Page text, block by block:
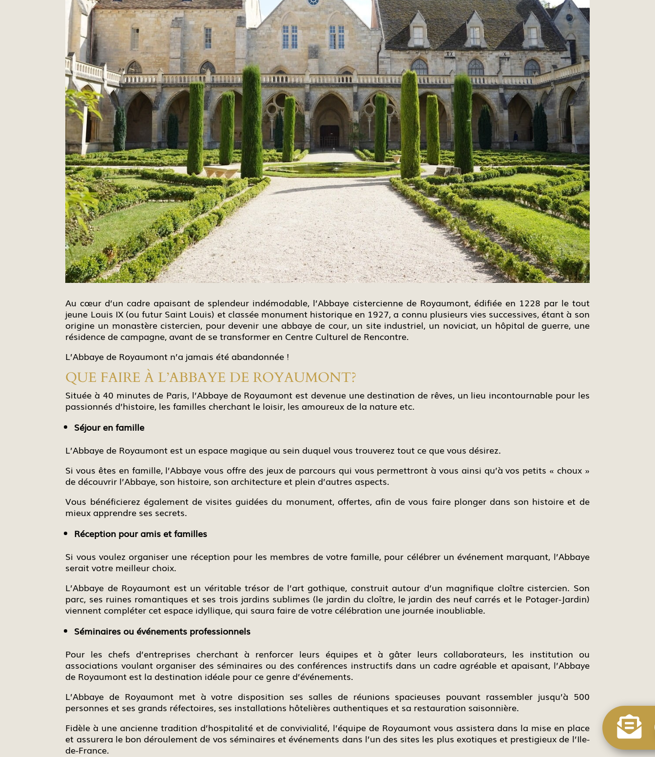

Au cœur d’un cadre apaisant de splendeur indémodable, l’Abbaye cistercienne de Royaumont, édifiée en 1228 par le tout
jeune Louis IX (ou futur Saint Louis) et classée monument historique en 1927, a connu plusieurs vies successives, étant à son
origine un monastère cistercien, pour devenir une abbaye de cour, un site industriel, un noviciat, un hôpital de guerre, une
résidence de campagne, avant de se transformer en Centre Culturel de Rencontre.
L’Abbaye de Royaumont n’a jamais été abandonnée !
QUE FAIRE À L’ABBAYE DE ROYAUMONT?
Située à 40 minutes de Paris, l’Abbaye de Royaumont est devenue une destination de rêves, un lieu incontournable pour les
passionnés d’histoire, les familles cherchant le loisir, les amoureux de la nature etc.
Séjour en famille
L’Abbaye de Royaumont est un espace magique au sein duquel vous trouverez tout ce que vous désirez.
Si vous êtes en famille, l’Abbaye vous offre des jeux de parcours qui vous permettront à vous ainsi qu’à vos petits « choux »
de découvrir l’Abbaye, son histoire, son architecture et plein d’autres aspects.
Vous bénéficierez également de visites guidées du monument, offertes, afin de vous faire plonger dans son histoire et de
mieux apprendre ses secrets.
Réception pour amis et familles
Si vous voulez organiser une réception pour les membres de votre famille, pour célébrer un événement marquant, l’Abbaye
serait votre meilleur choix.
L’Abbaye de Royaumont est un véritable trésor de l’art gothique, construit autour d’un magnifique cloître cistercien. Son
parc, ses ruines romantiques et ses trois jardins sublimes (le jardin du cloître, le jardin des neuf carrés et le Potager-Jardin)
viennent compléter cet espace idyllique, qui saura faire de votre célébration une journée inoubliable.
Séminaires ou événements professionnels
Pour les chefs d’entreprises cherchant à renforcer leurs équipes et à gâter leurs collaborateurs, les institution ou
associations voulant organiser des séminaires ou des conférences instructifs dans un cadre agréable et apaisant, l’Abbaye
de Royaumont est la destination idéale pour ce genre d’événements.
L’Abbaye de Royaumont met à votre disposition ses salles de réunions spacieuses pouvant rassembler jusqu’à 500
personnes et ses grands réfectoires, ses installations hôtelières authentiques et sa restauration saisonnière.
Fidèle à une ancienne tradition d’hospitalité et de convivialité, l’équipe de Royaumont vous assistera dans la mise en place
et assurera le bon déroulement de vos séminaires et événements dans l’un des sites les plus exotiques et prestigieux de l’Ile-
de-France.